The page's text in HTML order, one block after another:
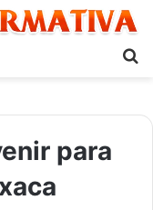
para